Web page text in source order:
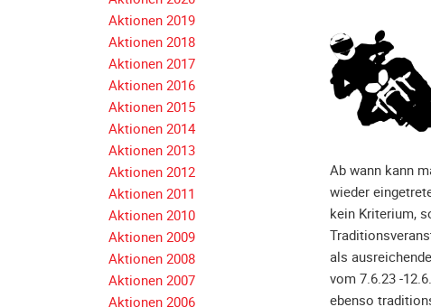
Ab wann kann
wieder
kein Kriterium,
als
vom 7.6.23 -
ebenso
Aktionen 2019
Aktionen 2018
Navigation
überspringen
Aktionen 2017
Aktionen 2016
Aktionen 2015
Aktionen 2014
Aktionen 2013
Aktionen 2012
Aktionen 2011
Aktionen 2010
Aktionen 2009
Aktionen 2008
Aktionen 2007
Aktionen 2006